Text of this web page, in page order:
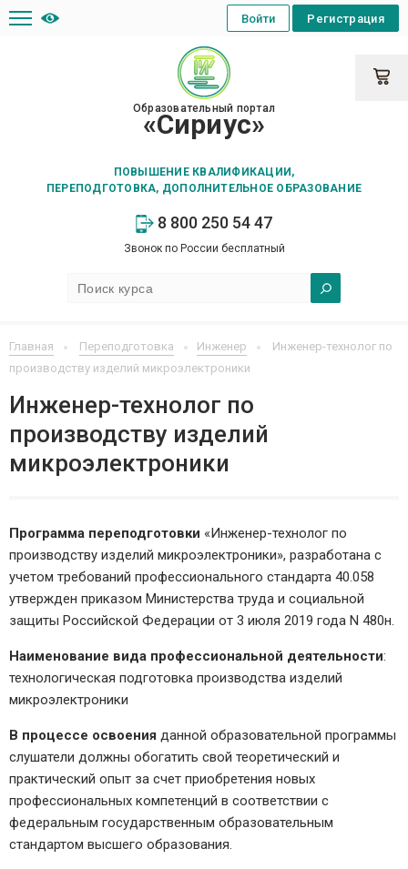
Образовательный портал
«Сириус»
ПОВЫШЕНИЕ КВАЛИФИКАЦИИ,
ПЕРЕПОДГОТОВКА, ДОПОЛНИТЕЛЬНОЕ ОБРАЗОВАНИЕ
8 800 250 54 47
Звонок по России бесплатный
Регистрация
Войти
Главная Переподготовка Инженер
Инженер-технолог по
производству изделий микроэлектроники
Инженер-технолог по
производству изделий
микроэлектроники
Программа переподготовки «Инженер-технолог по
производству изделий микроэлектроники», разработана с
учетом требований профессионального стандарта 40.058
утвержден приказом Министерства труда и социальной
защиты Российской Федерации от 3 июля 2019 года N 480н.
Наименование вида профессиональной деятельности:
технологическая подготовка производства изделий
микроэлектроники
В процессе освоения данной образовательной программы
слушатели должны обогатить свой теоретический и
практический опыт за счет приобретения новых
профессиональных компетенций в соответствии с
федеральным государственным образовательным
стандартом высшего образования.